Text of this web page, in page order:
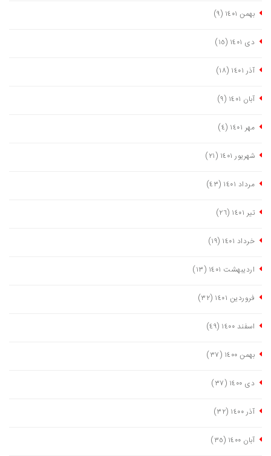
بهمن ١٤٠١ (٩)
دی ١٤٠١ (١٥)
آذر ١٤٠١ (١٨)
آبان ١٤٠١ (٩)
مهر ١٤٠١ (٤)
شهریور ١٤٠١ (٢١)
مرداد ١٤٠١ (٤٣)
تیر ١٤٠١ (٢٦)
خرداد ١٤٠١ (١٩)
اردیبهشت ١٤٠١ (١٣)
فروردین ١٤٠١ (٣٢)
اسفند ١٤٠٠ (٤٩)
بهمن ١٤٠٠ (٣٧)
دی ١٤٠٠ (٣٧)
آذر ١٤٠٠ (٣٢)
آبان ١٤٠٠ (٣٥)